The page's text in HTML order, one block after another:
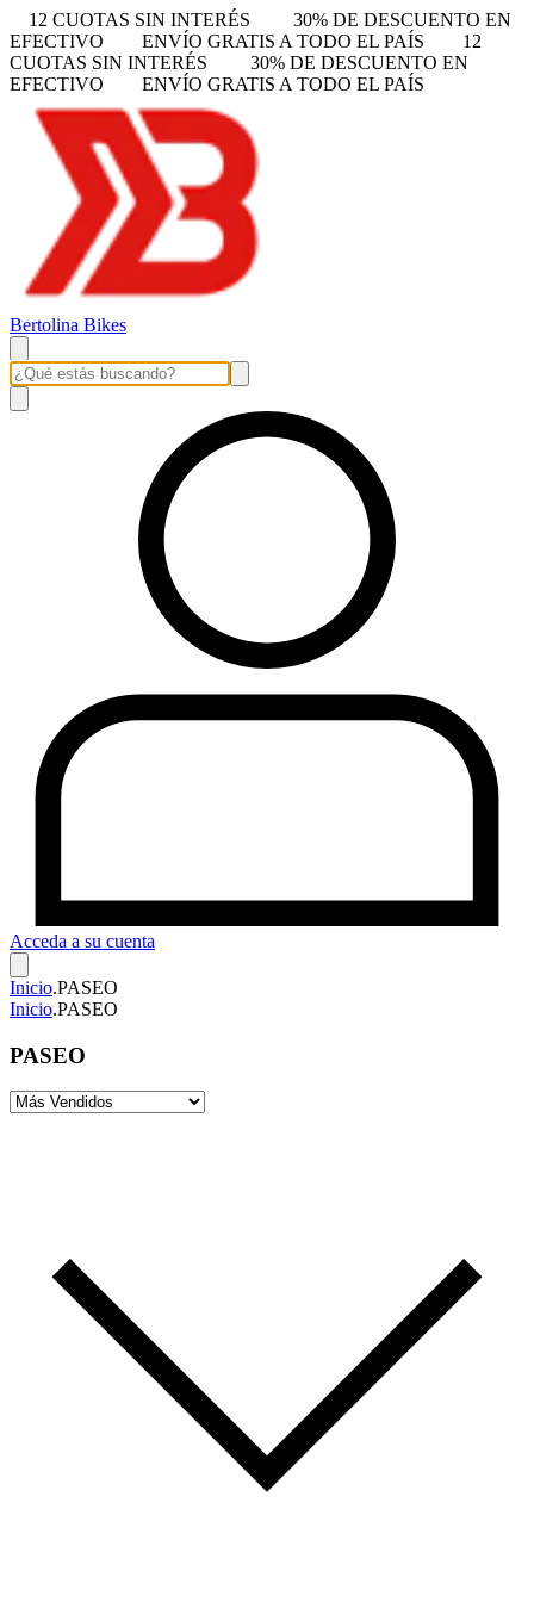
12 CUOTAS SIN INTERÉS
30% DE DESCUENTO EN
EFECTIVO
ENVÍO GRATIS A TODO EL PAÍS
12
CUOTAS SIN INTERÉS
30% DE DESCUENTO EN
EFECTIVO
ENVÍO GRATIS A TODO EL PAÍS
Bertolina Bikes
Acceda a su cuenta
Inicio.PASEO
Inicio.PASEO
PASEO